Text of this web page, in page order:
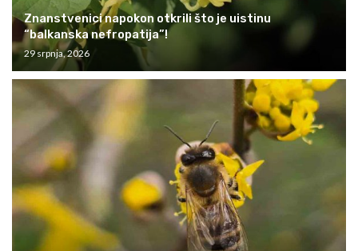
Znanstvenici napokon otkrili što je uistinu
“balkanska nefropatija”!
29 srpnja, 2026